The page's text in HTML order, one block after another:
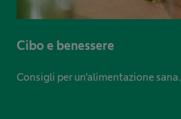
Cibo e benessere
Consigli per un'alimentazione sana.